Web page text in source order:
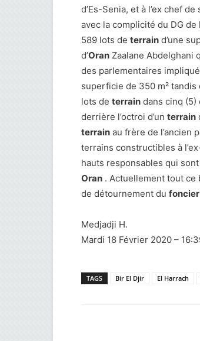
d’Es-Senia, et à l’ex chef
avec la complicité du DG
589 lots de terrain d’une
d’Oran Zaalane Abdelghani
des parlementaires
superficie de 350 m² tandis
lots de terrain dans cinq (5)
derrière l’octroi d’un terrain
terrain au frère de l’ancien
terrains constructibles à
hauts responsables qui
Oran . Actuellement tout ce
de détournement du foncier
Medjadji H.
Mardi 18 Février 2020 –
TAGS Bir El Djir El Harrach